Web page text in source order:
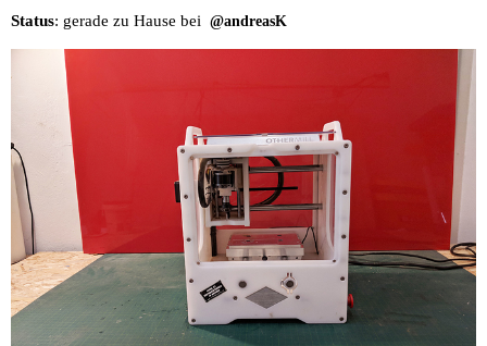
Status: gerade zu Hause bei @andreasK